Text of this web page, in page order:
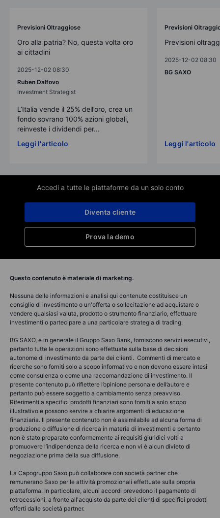
Previsioni Oltraggiose
Oro alla patria? No, questa volta oro
ai cittadini
2025-12-02 08:30
Ruben Dalfovo
Investment Strategist
L’Italia vende il 25% dell’oro, crea un
fondo sovrano 100% azioni globali,
reinveste i dividendi per...
Leggi l'articolo
Previsioni
Previsioni
2025-12-02 08:30
BG SAXO
Leggi l'articolo
Accedi a tutte le piattaforme da un solo conto
Prova la demo
Diventa cliente
Questo contenuto è materiale di marketing.
Nessuna delle informazioni e analisi qui contenute costituisce un
consiglio di investimento o un'offerta o sollecitazione ad acquistare o
vendere qualsiasi valuta, prodotto o strumento finanziario, effettuare
investimenti o partecipare a una particolare strategia di trading.
BG SAXO, e in generale il Gruppo Saxo Bank, forniscono servizi esecutivi,
pertanto tutte le operazioni sono effettuate sulla base di decisioni
autonome di investimento da parte dei clienti. Commenti di mercato e
ricerche sono forniti solo a scopo informativo e non devono essere intesi
come consulenza o come una raccomandazione di investimento. Il
presente contenuto può riflettere l’opinione personale dell’autore e
pertanto può essere soggetto a cambiamento senza preavviso.
Riferimenti a specifici prodotti finanziari sono forniti a solo scopo
illustrativo e possono servire a chiarire argomenti di educazione
finanziaria. Il presente contenuto non è assimilabile ad alcuna forma di
produzione o diffusione di ricerca in materia di investimenti e pertanto
non è stato preparato conformemente ai requisiti giuridici volti a
promuovere l’indipendenza della ricerca e non vi è alcun divieto di
negoziazione prima della sua diffusione.
La Capogruppo Saxo può collaborare con società partner che
remunerano Saxo per le attività promozionali effettuate sulla propria
piattaforma. In particolare, alcuni accordi prevedono il pagamento di
retrocessioni, a fronte all'acquisto da parte dei clienti di specifici prodotti
offerti dalle società partner.